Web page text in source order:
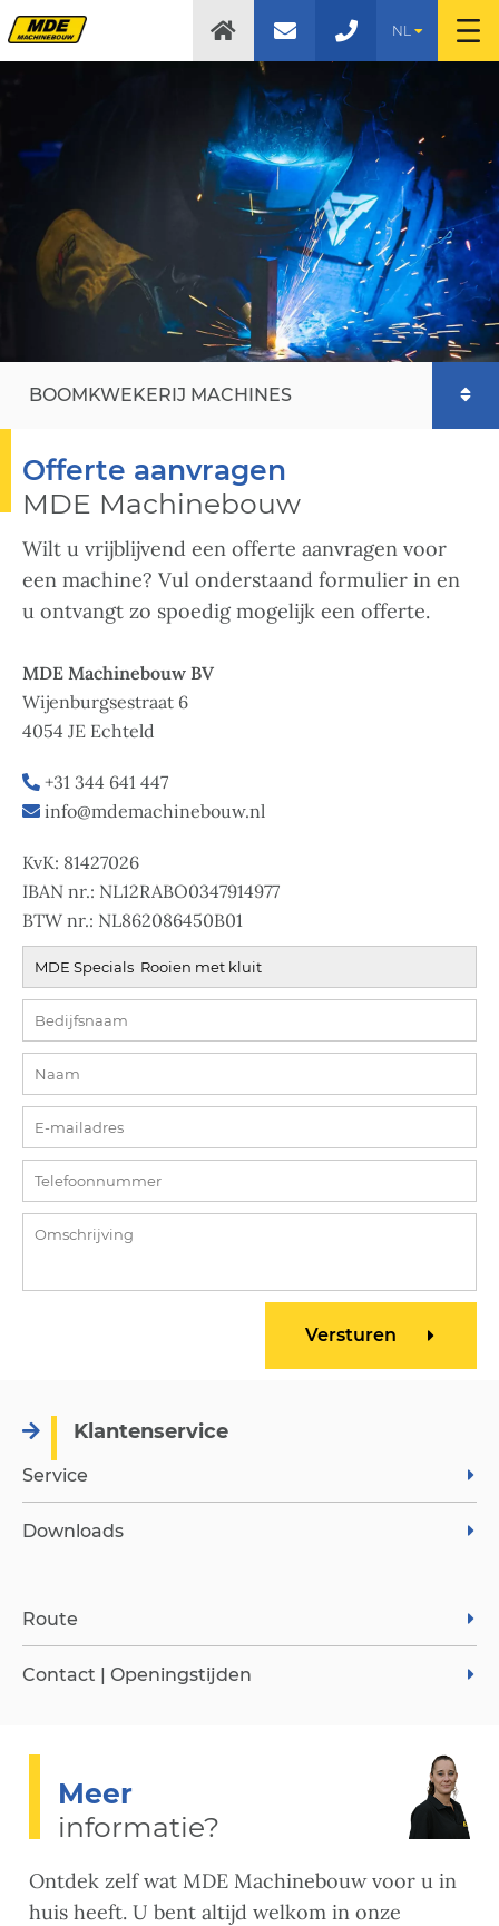
NL
BOOMKWEKERIJ MACHINES
Offerte aanvragen
MDE Machinebouw
Wilt u vrijblijvend een offerte aanvragen voor
een machine? Vul onderstaand formulier in en
u ontvangt zo spoedig mogelijk een offerte.
MDE Machinebouw BV
Wijenburgsestraat 6
4054 JE Echteld
+31 344 641 447
info@mdemachinebouw.nl
KvK: 81427026
IBAN nr.: NL12RABO0347914977
BTW nr.: NL862086450B01
Klantenservice
Service
Downloads
Route
Contact | Openingstijden
Meer
informatie?
Ontdek zelf wat MDE Machinebouw voor u in
huis heeft. U bent altijd welkom in onze